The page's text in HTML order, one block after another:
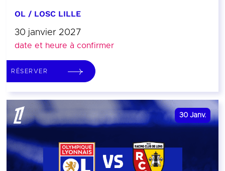
OL / LOSC LILLE
30 janvier 2027
date et heure à confirmer
RÉSERVER
30 Janv.